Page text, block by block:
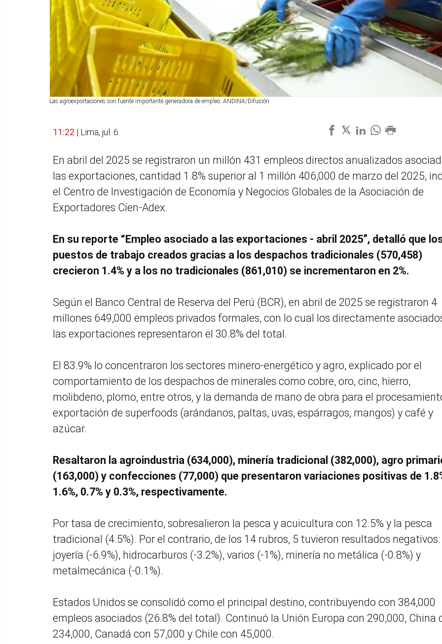
Las agroexportaciones son fuente importante generadora de empleo. ANDINA/Difusión
11:22 | Lima, jul. 6.
En abril del 2025 se registraron un millón 431 empleos directos anualizados
las exportaciones, cantidad 1.8% superior al 1 millón 406,000 de marzo del 2025,
el Centro de Investigación de Economía y Negocios Globales de la Asociación de
Exportadores Cíen-Adex.
En su reporte “Empleo asociado a las exportaciones - abril 2025”, detalló que
puestos de trabajo creados gracias a los despachos tradicionales (570,458)
crecieron 1.4% y a los no tradicionales (861,010) se incrementaron en 2%.
Según el Banco Central de Reserva del Perú (BCR), en abril de 2025 se registraron 4
millones 649,000 empleos privados formales, con lo cual los directamente
las exportaciones representaron el 30.8% del total.
El 83.9% lo concentraron los sectores minero-energético y agro, explicado por el
comportamiento de los despachos de minerales como cobre, oro, cinc, hierro,
molibdeno, plomo, entre otros, y la demanda de mano de obra para el
exportación de superfoods (arándanos, paltas, uvas, espárragos, mangos) y café y
azúcar.
Resaltaron la agroindustria (634,000), minería tradicional (382,000), agro
(163,000) y confecciones (77,000) que presentaron variaciones positivas de
1.6%, 0.7% y 0.3%, respectivamente.
Por tasa de crecimiento, sobresalieron la pesca y acuicultura con 12.5% y la pesca
tradicional (4.5%). Por el contrario, de los 14 rubros, 5 tuvieron resultados negativos:
joyería (-6.9%), hidrocarburos (-3.2%), varios (-1%), minería no metálica (-0.8%) y
metalmecánica (-0.1%).
Estados Unidos se consolidó como el principal destino, contribuyendo con 384,000
empleos asociados (26.8% del total). Continuó la Unión Europa con 290,000, China
234,000, Canadá con 57,000 y Chile con 45,000.